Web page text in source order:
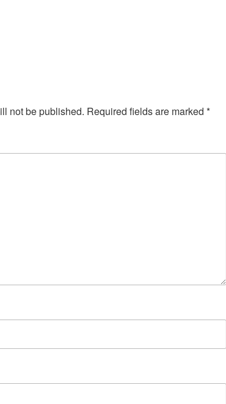
not be published. Required fields are marked *